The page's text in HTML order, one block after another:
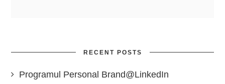
RECENT POSTS
Programul Personal Brand@LinkedIn